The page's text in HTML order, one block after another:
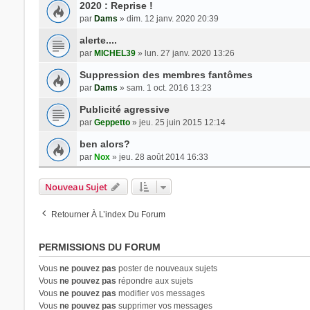
2020 : Reprise !
par Dams » dim. 12 janv. 2020 20:39
alerte....
par MICHEL39» lun. 27 janv. 2020 13:26
Suppression des membres fantômes
par Dams » sam. 1 oct. 2016 13:23
Publicité agressive
par Geppetto» jeu. 25 juin 2015 12:14
ben alors?
par Nox» jeu. 28 août 2014 16:33
Nouveau Sujet
Retourner À L’index Du Forum
PERMISSIONS DU FORUM
Vous ne pouvez pas poster de nouveaux sujets
Vous ne pouvez pas répondre aux sujets
Vous ne pouvez pas modifier vos messages
Vous ne pouvez pas supprimer vos messages